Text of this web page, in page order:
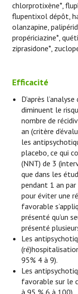
chlorprotixène*,
flupentixol dépôt,
olanzapine,
propériciazine*,
ziprasidone*,
Efficacité
D’après l’analyse
diminuent le
nombre de
an (critère
les
placebo, ce qui
(NNT) de 3
que dans les
pendant 1 an par
pour éviter une
favorable
présenté qu’un
présenté
Les
95% 4 à 9).
Les
favorable sur le
à 95 % 6 à 100).